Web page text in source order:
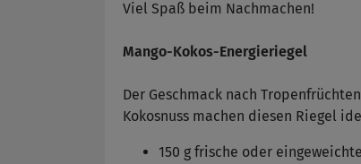
Viel Spaß beim Nachmachen!
Mango-Kokos-Energieriegel
Der Geschmack nach
Kokosnuss machen diesen Riegel
150 g frische oder